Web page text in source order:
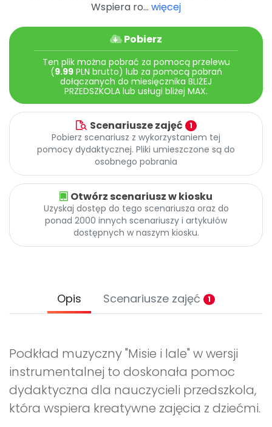
Archiwalne numery
Wspiera ro... więcej
Pobierz
Ten plik można pobrać za pomocą przelewu
(9.99PLN brutto) lub za pomocą pobrań
dołączanych do miesięcznika BLIŻEJ
PRZEDSZKOLA lub usługi bliżej MAX.
Scenariusze zajęć 1
Pobierz scenariusz z wykorzystaniem tej
pomocy dydaktycznej. Pliki umieszczone są do
osobnego pobrania
Otwórz scenariusz w kiosku
Uzyskaj dostęp do tego scenariusza oraz do
ponad 2000 innych scenariuszy i artykułów
dostępnych w naszym kiosku.
Opis Scenariusze zajęć 1
Podkład muzyczny "Misie i lale" w wersji
instrumentalnej to doskonała pomoc
dydaktyczna dla nauczycieli przedszkola,
która wspiera kreatywne zajęcia z dziećmi.